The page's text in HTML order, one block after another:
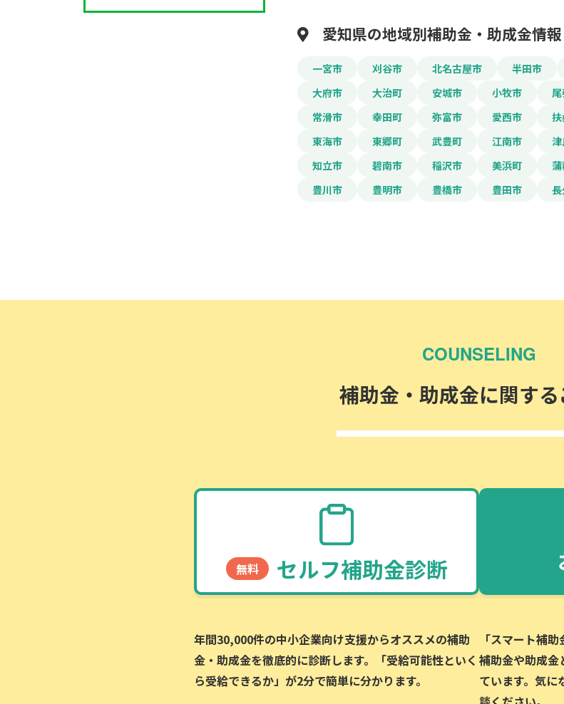
愛知県の地域別補助金・助成金情報
一宮市 刈谷市 北名古屋市 半田市
大府市
大治町 安城市 小牧市
常滑市
幸田町 弥富市 愛西市
東海市
東郷町 武豊町 江南市
知立市
碧南市 稲沢市 美浜町
豊川市
豊明市 豊橋市 豊田市
COUNSELING
補助金・助成金に関す
無料 セルフ補助金診断
年間30,000件の中小企業向け支援からオススメの補助
金・助成金を徹底的に診断します。「受給可能性といく
ら受給できるか」が2分で簡単に分かります。
「スマート補
補助金や助成金
ています。気に